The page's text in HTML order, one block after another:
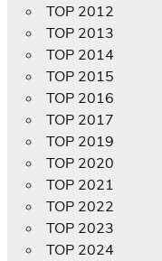
TOP 2012
TOP 2013
TOP 2014
TOP 2015
TOP 2016
TOP 2017
TOP 2019
TOP 2020
TOP 2021
TOP 2022
TOP 2023
TOP 2024